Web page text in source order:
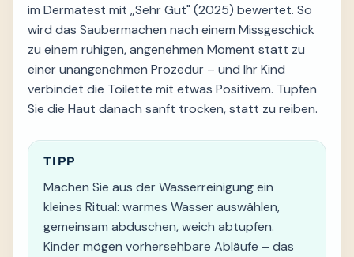
im Dermatest mit „Sehr Gut" (2025) bewertet. So
wird das Saubermachen nach einem Missgeschick
zu einem ruhigen, angenehmen Moment statt zu
einer unangenehmen Prozedur – und Ihr Kind
verbindet die Toilette mit etwas Positivem. Tupfen
Sie die Haut danach sanft trocken, statt zu reiben.
TIPP
Machen Sie aus der Wasserreinigung ein
kleines Ritual: warmes Wasser auswählen,
gemeinsam abduschen, weich abtupfen.
Kinder mögen vorhersehbare Abläufe – das